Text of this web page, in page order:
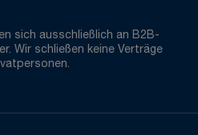
sich ausschließlich an B2B-
Wir schließen keine Verträge